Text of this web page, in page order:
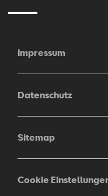
Impressum
Datenschutz
Sitemap
Cookie